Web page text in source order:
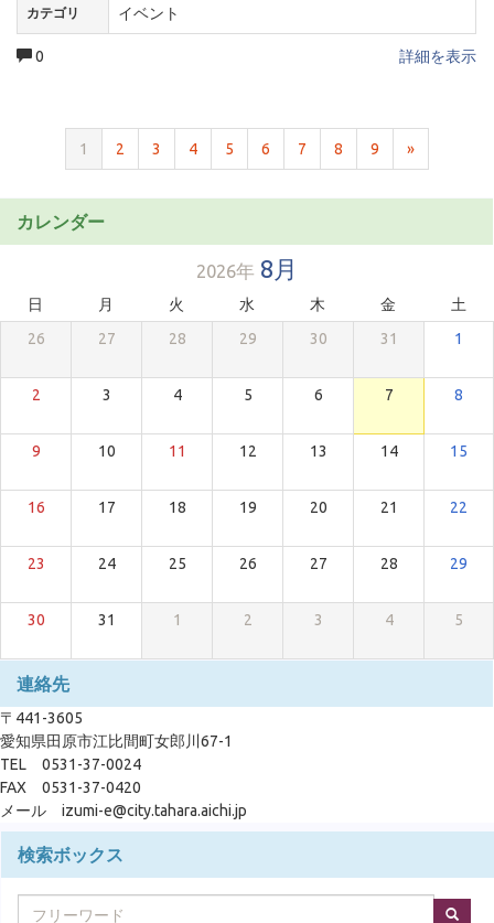
カテゴリ イベント
0 詳細を表示
1 2 3 4 5 6 7 8 9 »
カレンダー
2026年 8月
日 月 火 水 木 金
土
26
27 28 29 30 31 1
2 3 4 5 6 7 8
9 10 11 12 13 14 15
16 17 18 19 20 21 22
23 24 25 26 27 28 29
30 31 1 2 3 4 5
連絡先
〒441-3605
愛知県田原市江比間町女郎川67-1
TEL 0531-37-0024
FAX 0531-37-0420
メール izumi-e@city.tahara.aichi.jp
検索ボックス